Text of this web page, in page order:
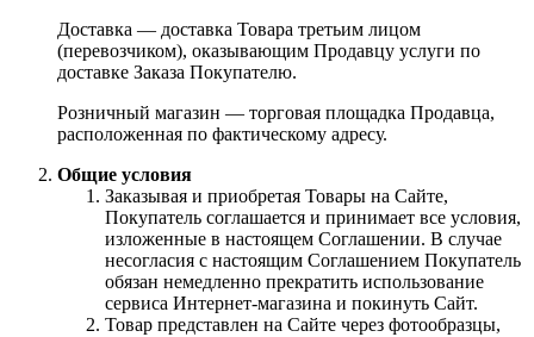
Доставка — доставка Товара третьим лицом
(перевозчиком), оказывающим Продавцу услуги по
доставке Заказа Покупателю.
Розничный магазин — торговая площадка Продавца,
расположенная по фактическому адресу.
Общие условия
Заказывая и приобретая Товары на Сайте,
Покупатель соглашается и принимает все условия,
изложенные в настоящем Соглашении. В случае
несогласия с настоящим Соглашением Покупатель
обязан немедленно прекратить использование
сервиса Интернет-магазина и покинуть Сайт.
Товар представлен на Сайте через фотообразцы,